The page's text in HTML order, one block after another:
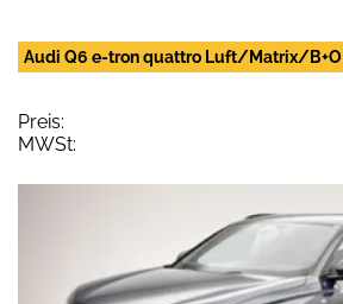
Audi Q6 e-tron quattro Luft/Matrix/B+O
Preis:
MWSt: